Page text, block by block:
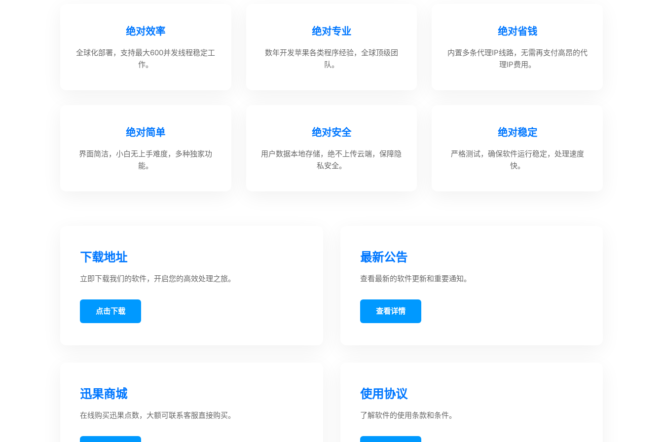
绝对效率
全球化部署，支持最大600并发线程稳定工
作。
绝对专业
数年开发苹果各类程序经验，全球顶级团
队。
绝对省钱
内置多条代理IP线路，无需再支付高昂的代
理IP费用。
绝对简单
界面简洁，小白无上手难度，多种独家功
能。
绝对安全
用户数据本地存储，绝不上传云端，保障隐
私安全。
绝对稳定
严格测试，确保软件运行稳定，处理速度
快。
下载地址
立即下载我们的软件，开启您的高效处理之旅。
点击下载
最新公告
查看最新的软件更新和重要通知。
查看详情
迅果商城
在线购买迅果点数，大额可联系客服直接购买。
使用协议
了解软件的使用条款和条件。